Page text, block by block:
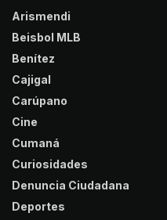
Arismendi
Beisbol MLB
Benítez
Cajigal
Carúpano
Cine
Cumaná
Curiosidades
Denuncia Ciudadana
Deportes